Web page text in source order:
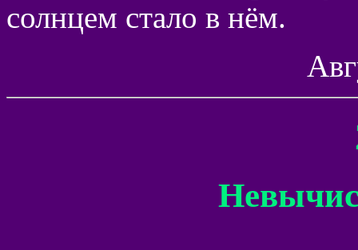
солнцем стало в нём.